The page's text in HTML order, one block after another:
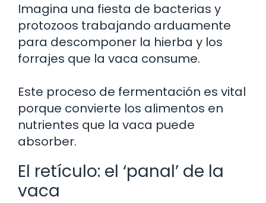
Imagina una fiesta de bacterias y
protozoos trabajando arduamente
para descomponer la hierba y los
forrajes que la vaca consume.
Este proceso de fermentación es vital
porque convierte los alimentos en
nutrientes que la vaca puede
absorber.
El retículo: el ‘panal’ de la
vaca